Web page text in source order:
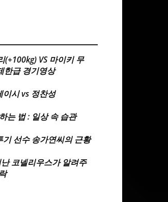
(+100kg) VS 마이키 무
한급 경기영상
이시 vs 정찬성
는 법 : 일상 속 습관
기 선수 송가연씨의 근황
코넬리우스가 알려주